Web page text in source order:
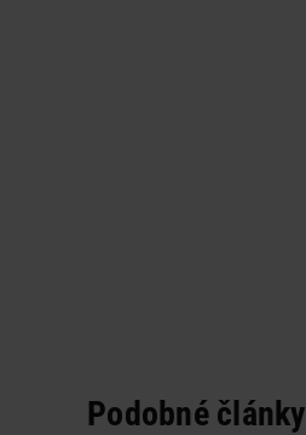
Podobné články